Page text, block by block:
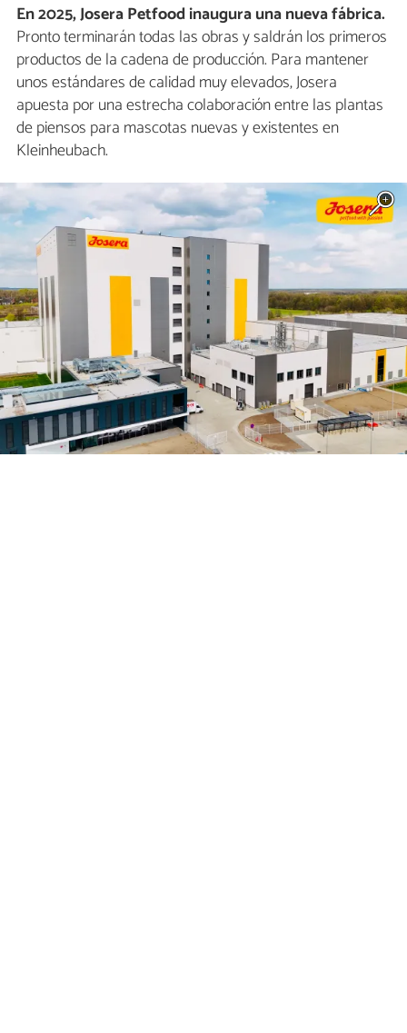
En 2025, Josera Petfood inaugura una nueva fábrica.
Pronto terminarán todas las obras y saldrán los primeros
productos de la cadena de producción. Para mantener
unos estándares de calidad muy elevados, Josera
apuesta por una estrecha colaboración entre las plantas
de piensos para mascotas nuevas y existentes en
Kleinheubach.